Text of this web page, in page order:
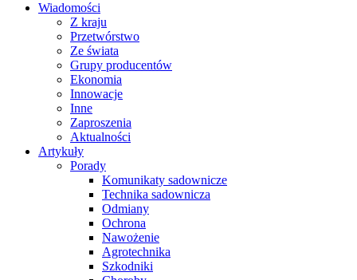
Wiadomości
Z kraju
Przetwórstwo
Ze świata
Grupy producentów
Ekonomia
Innowacje
Inne
Zaproszenia
Aktualności
Artykuły
Porady
Komunikaty sadownicze
Technika sadownicza
Odmiany
Ochrona
Nawożenie
Agrotechnika
Szkodniki